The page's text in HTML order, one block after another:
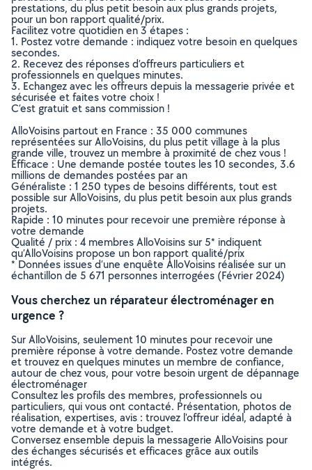
prestations, du plus petit besoin aux plus grands projets,
pour un bon rapport qualité/prix.
Facilitez votre quotidien en 3 étapes :
1. Postez votre demande : indiquez votre besoin en quelques
secondes.
2. Recevez des réponses d’offreurs particuliers et
professionnels en quelques minutes.
3. Echangez avec les offreurs depuis la messagerie privée et
sécurisée et faites votre choix !
C’est gratuit et sans commission !
AlloVoisins partout en France : 35 000 communes
représentées sur AlloVoisins, du plus petit village à la plus
grande ville, trouvez un membre à proximité de chez vous !
Efficace : Une demande postée toutes les 10 secondes, 3.6
millions de demandes postées par an
Généraliste : 1 250 types de besoins différents, tout est
possible sur AlloVoisins, du plus petit besoin aux plus grands
projets.
Rapide : 10 minutes pour recevoir une première réponse à
votre demande
Qualité / prix : 4 membres AlloVoisins sur 5* indiquent
qu’AlloVoisins propose un bon rapport qualité/prix
* Données issues d’une enquête AlloVoisins réalisée sur un
échantillon de 5 671 personnes interrogées (Février 2024)
Vous cherchez un réparateur électroménager en
urgence ?
Sur AlloVoisins, seulement 10 minutes pour recevoir une
première réponse à votre demande. Postez votre demande
et trouvez en quelques minutes un membre de confiance,
autour de chez vous, pour votre besoin urgent de dépannage
électroménager
Consultez les profils des membres, professionnels ou
particuliers, qui vous ont contacté. Présentation, photos de
réalisation, expertises, avis : trouvez l'offreur idéal, adapté à
votre demande et à votre budget.
Conversez ensemble depuis la messagerie AlloVoisins pour
des échanges sécurisés et efficaces grâce aux outils
intégrés.